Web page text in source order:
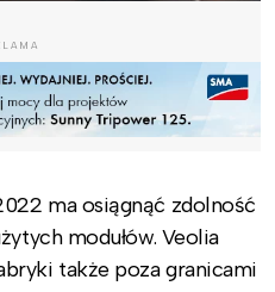
ma osiągnąć zdolność
modułów. Veolia
także poza granicami